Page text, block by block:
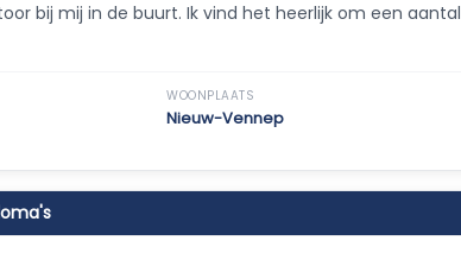
bij mij in de buurt. Ik vind het heerlijk om een
WOONPLAATS
Nieuw-Vennep